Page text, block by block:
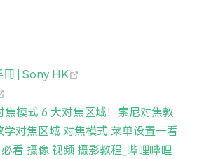
| Sony HK
焦模式 6 大对焦区域！索尼对焦教
对焦区域 对焦模式 菜单设置一看
看 摄像 视频 摄影教程_哔哩哔哩